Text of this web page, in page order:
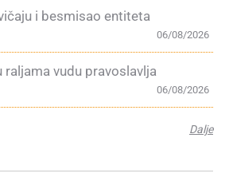
i besmisao entiteta
06/08/2026
raljama vudu pravoslavlja
06/08/2026
Dalje